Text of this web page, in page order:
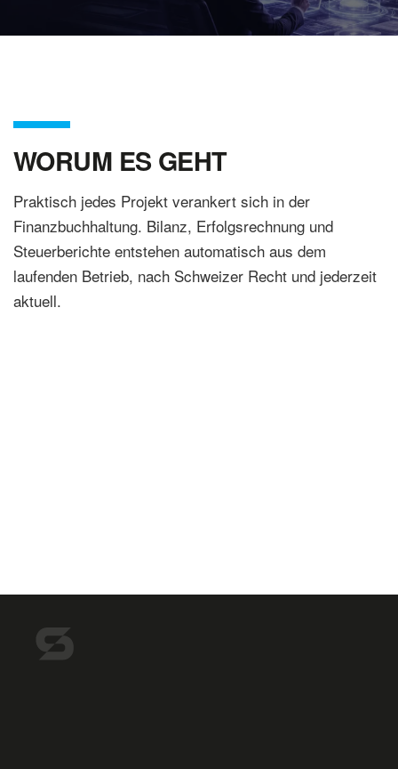
WORUM ES GEHT
Praktisch jedes Projekt verankert sich in der
Finanzbuchhaltung. Bilanz, Erfolgsrechnung und
Steuerberichte entstehen automatisch aus dem
laufenden Betrieb, nach Schweizer Recht und jederzeit
aktuell.